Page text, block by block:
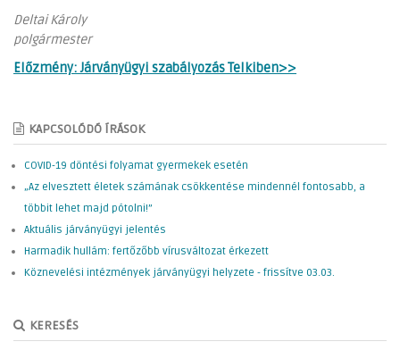
Deltai Károly
polgármester
Előzmény: Járványügyi szabályozás Telkiben>>
KAPCSOLÓDÓ ÍRÁSOK
COVID-19 döntési folyamat gyermekek esetén
„Az elvesztett életek számának csökkentése mindennél fontosabb, a
többit lehet majd pótolni!”
Aktuális járványügyi jelentés
Harmadik hullám: fertőzőbb vírusváltozat érkezett
Köznevelési intézmények járványügyi helyzete - frissítve 03.03.
KERESÉS